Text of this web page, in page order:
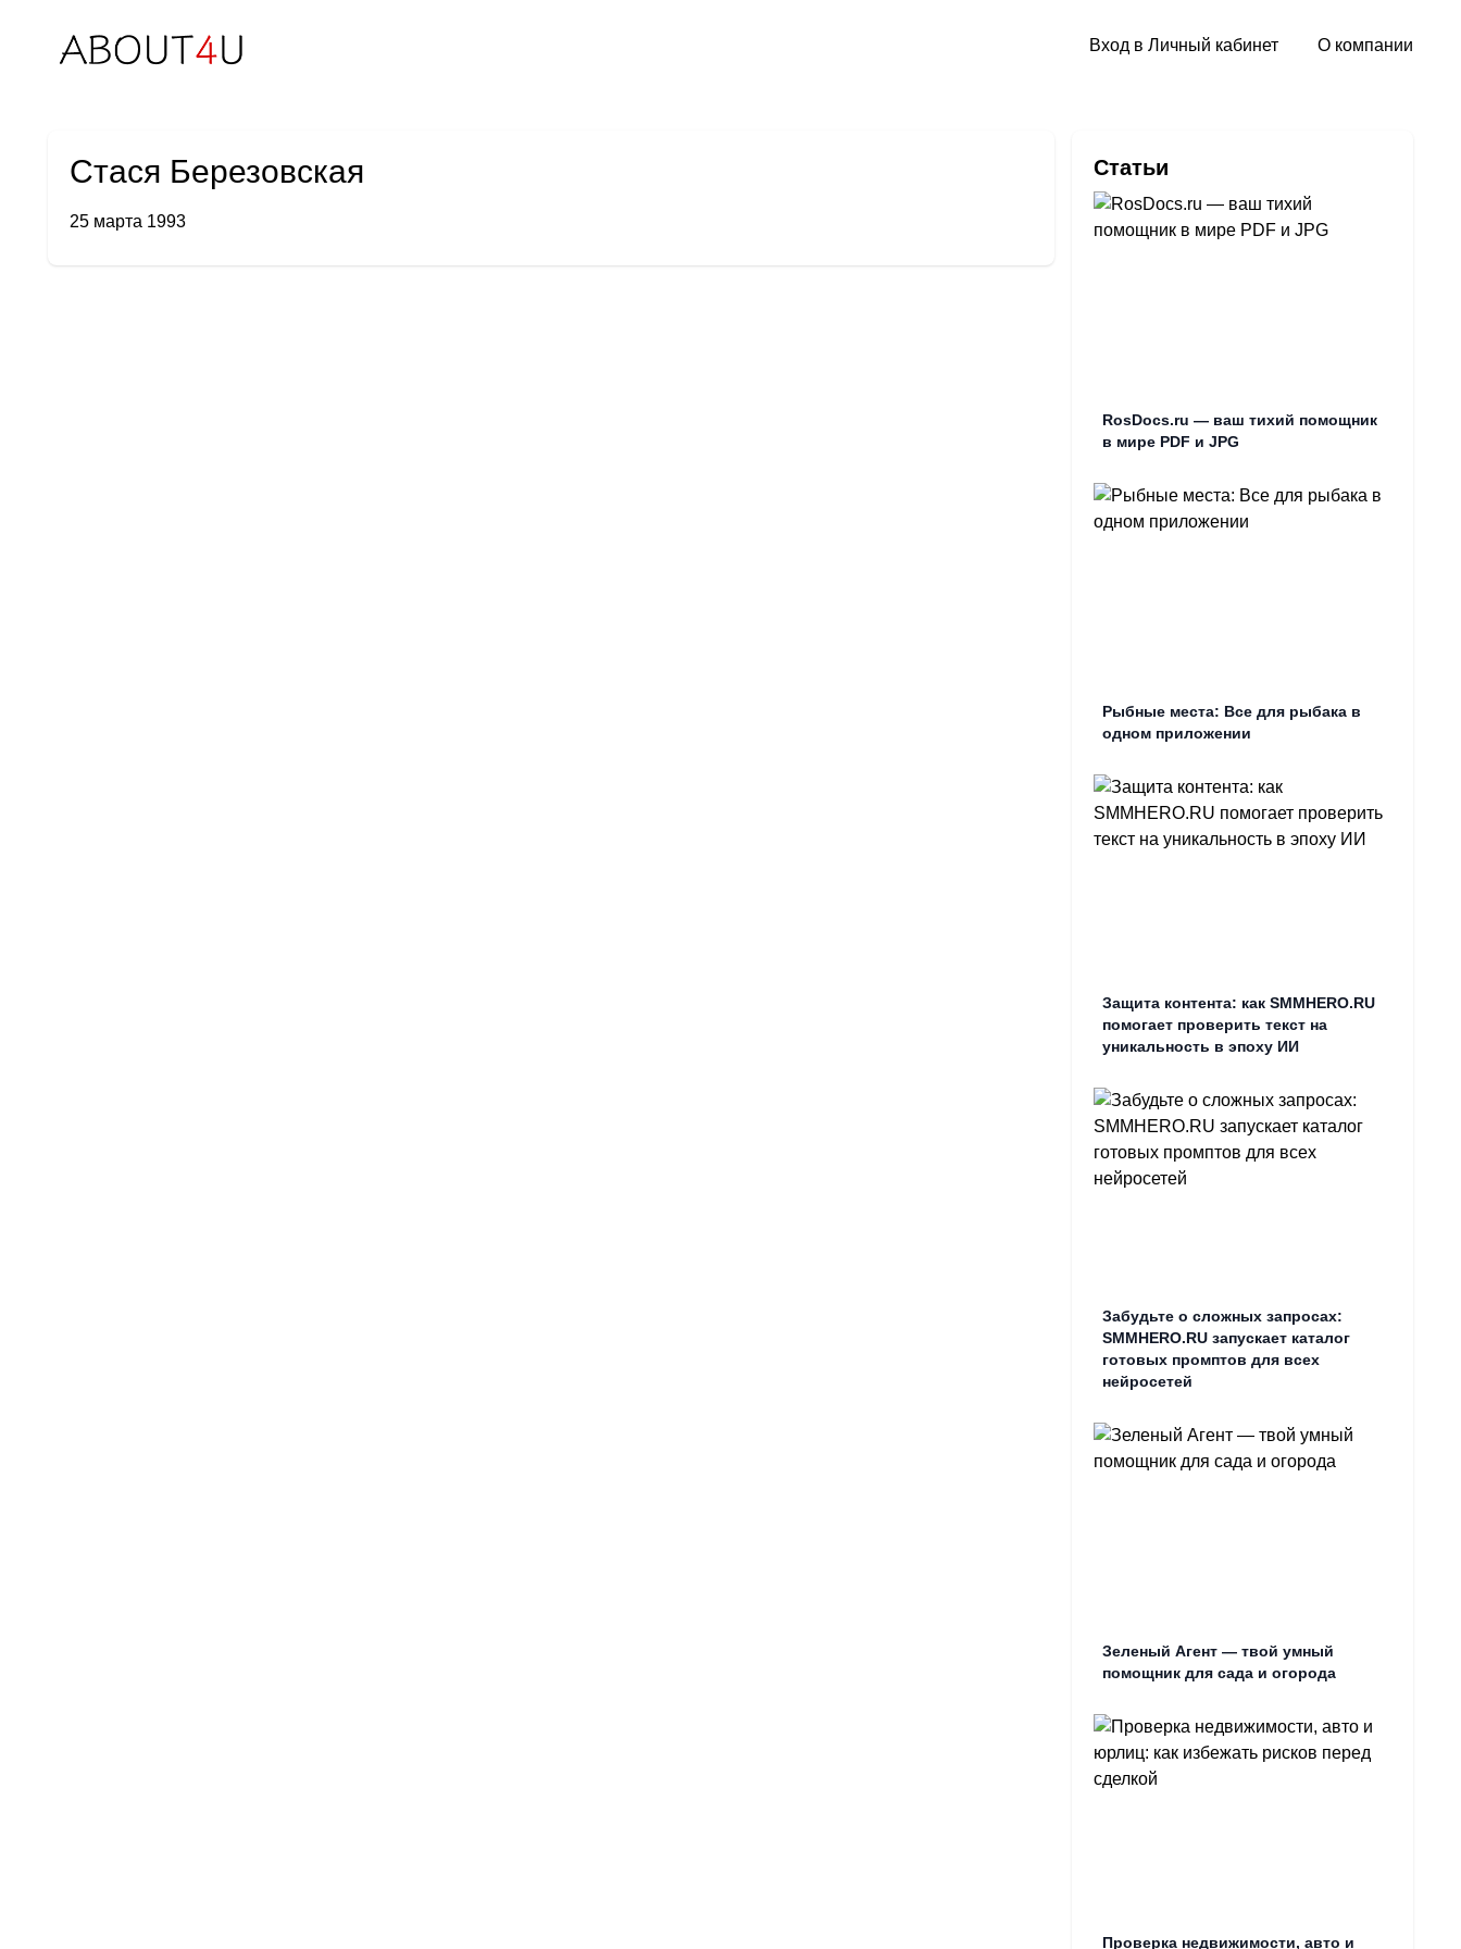
Вход в Личный кабинет О компании
Стася Березовская
25 марта 1993
Статьи
RosDocs.ru — ваш тихий помощник
в мире PDF и JPG
Рыбные места: Все для рыбака в
одном приложении
Защита контента: как SMMHERO.RU
помогает проверить текст на
уникальность в эпоху ИИ
Забудьте о сложных запросах:
SMMHERO.RU запускает каталог
готовых промптов для всех
нейросетей
Зеленый Агент — твой умный
помощник для сада и огорода
Проверка недвижимости, авто и